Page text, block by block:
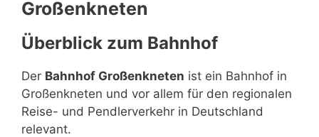
Großenkneten
Überblick zum Bahnhof
Der Bahnhof Großenkneten ist ein Bahnhof in
Großenkneten und vor allem für den regionalen
Reise- und Pendlerverkehr in Deutschland
relevant.